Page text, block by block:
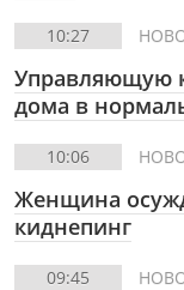
10:27
Управляющую
дома в
10:06
Женщина
киднепинг
09:45